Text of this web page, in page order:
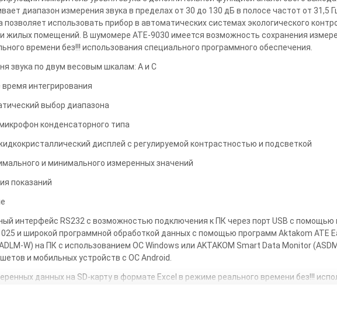
диапазон измерения звука в пределах от 30 до 130 дБ в полосе частот от 31,5
позволяет использовать прибор в автоматических системах экологического
жилых помещений. В шумомере АТЕ-9030 имеется возможность сохранения
времени без!!! использования специального программного обеспечения.
звука по двум весовым шкалам: A и С
интегрирования
выбор диапазона
конденсаторного типа
дисплей с регулируемой контрастностью и подсветкой
и минимального измеренных значений
показаний
интерфейс RS232 с возможностью подключения к ПК через порт USB с помощью
и широкой программной обработкой данных с помощью программ Aktakom ATE
W) на ПК с использованием ОС Windows или AKTAKOM Smart Data Monitor
и мобильных устройств с ОС Android.
данных на SD-карту в формате Excel в режиме реального времени без!!!